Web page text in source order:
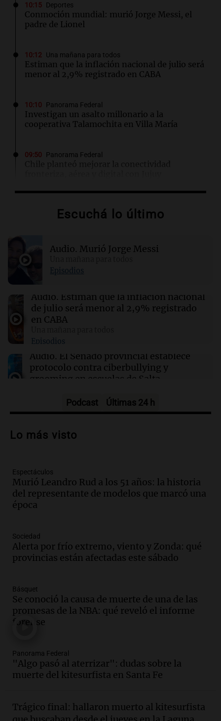
10:15 Deportes
Conmoción mundial: murió Jorge Messi, el
padre de Lionel
10:12 Una mañana para todos
Estiman que la inflación nacional de julio será
menor al 2,9% registrado en CABA
10:10 Panorama Federal
Investigan un asalto millonario a la
cooperativa Talamochita en Villa María
09:50 Panorama Federal
Chile planteó mejorar la conectividad
Instituto busca ganarle de local a Gimnasia de
09:34
Del fitness a la longevidad: por qué crece el
consumo de alimentos con proteínas
Recetas
Descubre cómo hacer helados artesanales en
Escuchá lo último
Audio. Murió Jorge Messi
Episodios
Audio. Estiman que la inflación nacional
de julio será menor al 2,9% registrado
en CABA
Episodios
Audio. El Senado provincial establece
protocolo contra ciberbullying y
grooming en escuelas de Salta
Audio.Desayuno ideal: nutrición
el ayuno nocturno
Audio.
cabra que llevaba ocho días atrapada en
un precipicio
Una mañana para todos
Audio.
ante la detención y deportación en
Estados Unidos
Audio. Chile planteó mejorar la
conectividad fronteriza, aérea y digital
con Jujuy
Panorama Federal
Audio.Del fitness a la longevidad: por
qué crece el consumo de alimentos con
proteínas
Audio.Investigan un asalto millonario a
Podcast Últimas 24 h
Lo más visto
Espectáculos
Murió Leandro Rud a los 51 años: la historia
del representante de modelos que marcó una
época
Sociedad
Alerta por frío extremo, viento y Zonda: qué
provincias están afectadas este sábado
Básquet
Se conoció la causa de muerte de una de las
promesas de la NBA: qué reveló el informe
forense
Panorama Federal
"Algo pasó al aterrizar": dudas sobre la
muerte del kitesurfista en Santa Fe
Trágico final: hallaron muerto al kitesurfista